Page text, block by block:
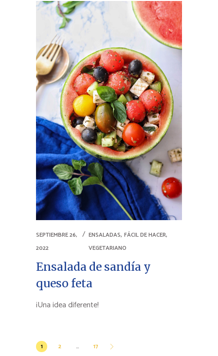
SEPTIEMBRE 26,
2022
ENSALADAS, FÁCIL DE HACER,
VEGETARIANO
Ensalada de sandía y
queso feta
¡Una idea diferente!
Paginación
1 2 … 17